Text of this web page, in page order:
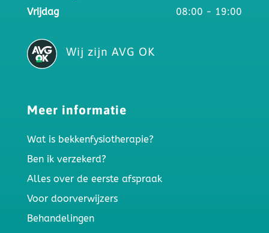
Vrijdag
08:00 - 19:00
Wij zijn AVG OK
Meer informatie
Wat is bekkenfysiotherapie?
Ben ik verzekerd?
Alles over de eerste afspraak
Voor doorverwijzers
Behandelingen